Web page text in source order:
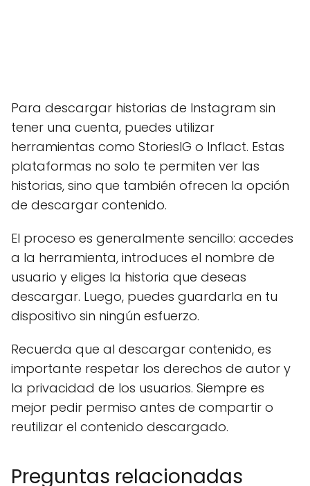
Para descargar historias de Instagram sin
tener una cuenta, puedes utilizar
herramientas como StoriesIG o Inflact. Estas
plataformas no solo te permiten ver las
historias, sino que también ofrecen la opción
de descargar contenido.
El proceso es generalmente sencillo: accedes
a la herramienta, introduces el nombre de
usuario y eliges la historia que deseas
descargar. Luego, puedes guardarla en tu
dispositivo sin ningún esfuerzo.
Recuerda que al descargar contenido, es
importante respetar los derechos de autor y
la privacidad de los usuarios. Siempre es
mejor pedir permiso antes de compartir o
reutilizar el contenido descargado.
Preguntas relacionadas